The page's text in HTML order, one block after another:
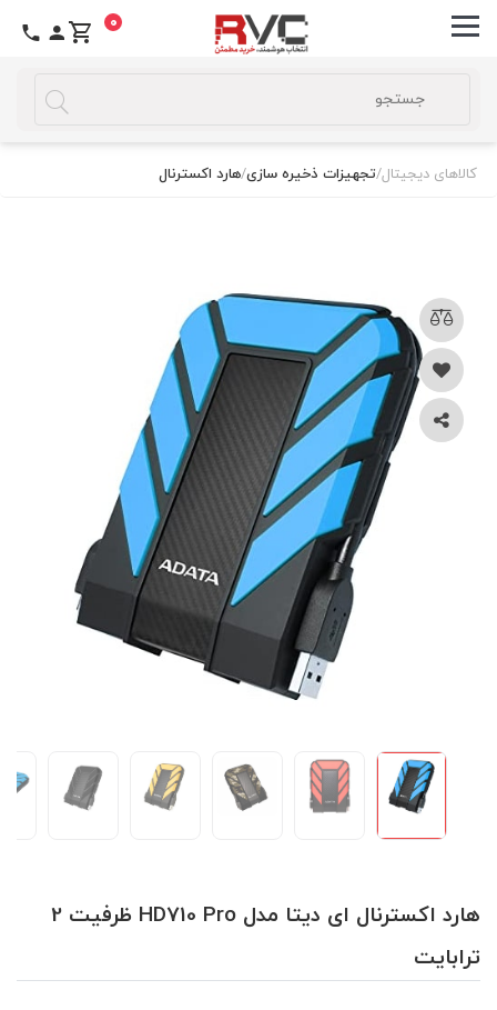
0
کالاهای دیجیتال/تجهیزات ذخیره سازی/هارد اکسترنال
هارد اکسترنال ای دیتا مدل HD710 Pro ظرفیت 2
ترابایت